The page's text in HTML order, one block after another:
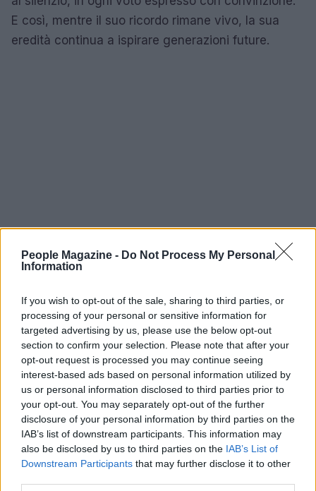
People Magazine - Do Not Process My Personal
Information
If you wish to opt-out of the sale, sharing to third parties, or
processing of your personal or sensitive information for
targeted advertising by us, please use the below opt-out
section to confirm your selection. Please note that after your
opt-out request is processed you may continue seeing
interest-based ads based on personal information utilized by
us or personal information disclosed to third parties prior to
your opt-out. You may separately opt-out of the further
disclosure of your personal information by third parties on the
IAB’s list of downstream participants. This information may
also be disclosed by us to third parties on the IAB’s List of
Downstream Participants that may further disclose it to other
E così, mentre il suo ricordo rimane vivo, la sua
eredità continua a ispirare generazioni future.
AUTORE
AiAdhubMedia